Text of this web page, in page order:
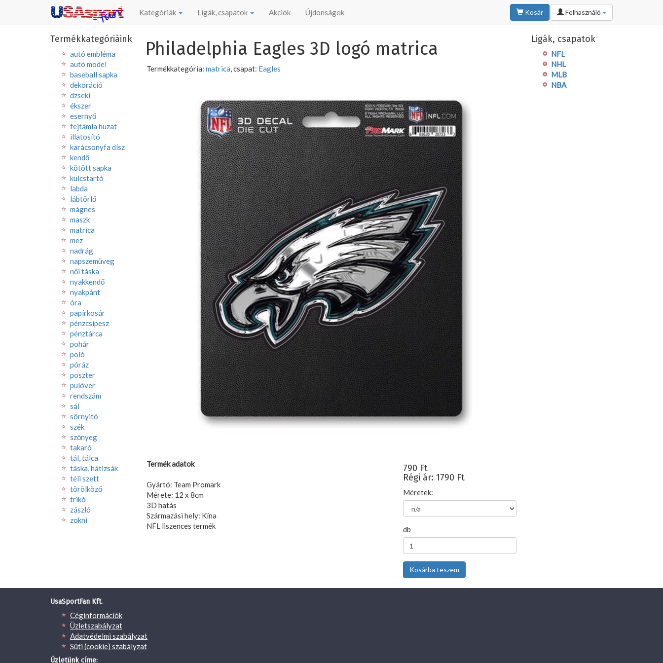
Kosár Felhasználó
Kategóriák Ligák, csapatok Akciók Újdonságok
Termékkategóriáink
autó embléma
autó model
baseball sapka
dekoráció
dzseki
ékszer
esernyő
fejtámla huzat
illatosító
karácsonyfa dísz
kendő
kötött sapka
kulcstartó
labda
lábtörlő
mágnes
maszk
matrica
mez
nadrág
napszemüveg
női táska
nyakkendő
nyakpánt
óra
papírkosár
pénzcsipesz
pénztárca
pohár
poló
póráz
poszter
pulóver
rendszám
sál
sörnyitó
szék
szőnyeg
takaró
tál, tálca
táska, hátizsák
téli szett
törölköző
trikó
zászló
zokni
Philadelphia Eagles 3D logó matrica
Termékkategória: matrica, csapat: Eagles
Termék adatok
Gyártó: Team Promark
Mérete: 12 x 8cm
3D hatás
Származási hely: Kína
NFL liszences termék
790 Ft
Régi ár: 1790 Ft
Méretek:
db
Ligák, csapatok
NFL
NHL
MLB
NBA
UsaSportFan Kft.
Céginformációk
Üzletszabályzat
Adatvédelmi szabályzat
Süti (cookie) szabályzat
Üzletünk címe: